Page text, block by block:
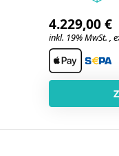
4.229,00 €
inkl. 19% MwSt. ,